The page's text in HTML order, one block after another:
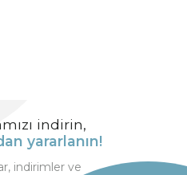
indirin,
yararlanın!
indirimler ve